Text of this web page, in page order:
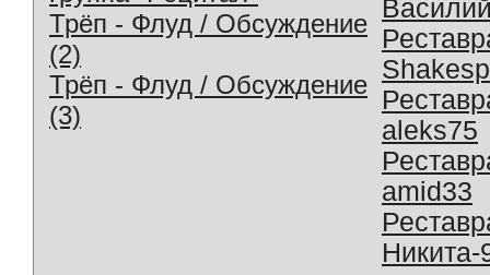
Трёп - Флуд / Обсуждение
(2)
Трёп - Флуд / Обсуждение
(3)
aleks75
amid33
Никита-